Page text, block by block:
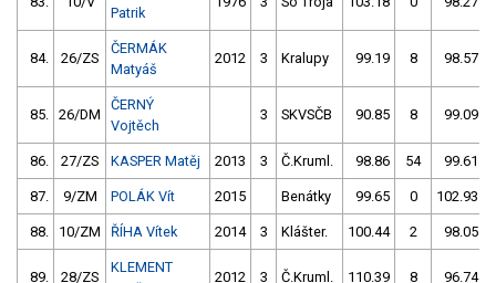
Patrik
84. 26/ZS
ČERMÁK
Matyáš
2012 3 Kralupy 99.19 8 98.57
85. 26/DM
ČERNÝ
Vojtěch
3 SKVSČB 90.85 8 99.09
86. 27/ZS KASPER Matěj 2013 3 Č.Kruml. 98.86 54 99.61
87. 9/ZM POLÁK Vít 2015 Benátky 99.65 0 102.93
88. 10/ZM ŘÍHA Vítek 2014 3 Klášter. 100.44 2 98.05
89. 28/ZS
KLEMENT
2012 3 Č.Kruml. 110.39 8 96.74